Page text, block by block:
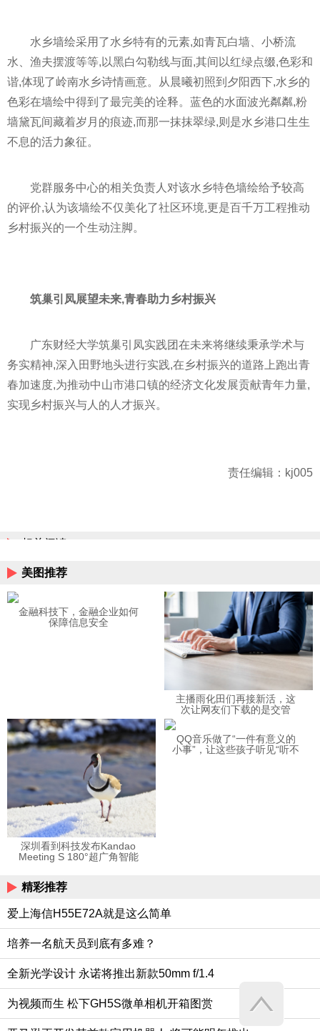
水乡墙绘采用了水乡特有的元素,如青瓦白墙、小桥流
水、渔夫摆渡等等,以黑白勾勒线与面,其间以红绿点缀,色彩和
谐,体现了岭南水乡诗情画意。从晨曦初照到夕阳西下,水乡的
色彩在墙绘中得到了最完美的诠释。蓝色的水面波光粼粼,粉
墙黛瓦间藏着岁月的痕迹,而那一抹抹翠绿,则是水乡港口生生
不息的活力象征。
党群服务中心的相关负责人对该水乡特色墙绘给予较高
的评价,认为该墙绘不仅美化了社区环境,更是百千万工程推动
乡村振兴的一个生动注脚。
筑巢引凤展望未来,青春助力乡村振兴
广东财经大学筑巢引凤实践团在未来将继续秉承学术与
务实精神,深入田野地头进行实践,在乡村振兴的道路上跑出青
春加速度,为推动中山市港口镇的经济文化发展贡献青年力量,
实现乡村振兴与人的人才振兴。
责任编辑：kj005
相关阅读
美图推荐
金融科技下，金融企业如何
保障信息安全
主播雨化田们再接新活，这
次让网友们下载的是交管
深圳看到科技发布Kandao
Meeting S 180°超广角智能
QQ音乐做了“一件有意义的
小事”，让这些孩子听见“听不
精彩推荐
爱上海信H55E72A就是这么简单
培养一名航天员到底有多难？
全新光学设计 永诺将推出新款50mm f/1.4
为视频而生 松下GH5S微单相机开箱图赏